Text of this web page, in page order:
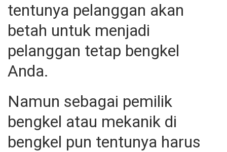
tentunya pelanggan akan
betah untuk menjadi
pelanggan tetap bengkel
Anda.
Namun sebagai pemilik
bengkel atau mekanik di
bengkel pun tentunya harus